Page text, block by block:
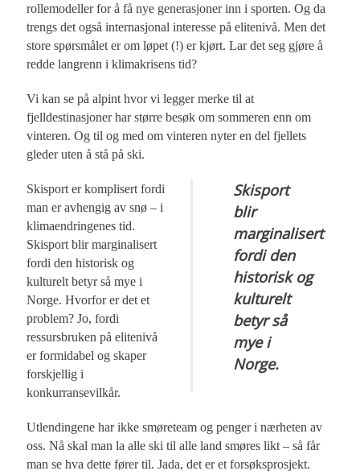
rollemodeller for å få nye generasjoner inn i sporten. Og da
trengs det også internasjonal interesse på elitenivå. Men det
store spørsmålet er om løpet (!) er kjørt. Lar det seg gjøre å
redde langrenn i klimakrisens tid?
Vi kan se på alpint hvor vi legger merke til at
fjelldestinasjoner har større besøk om sommeren enn om
vinteren. Og til og med om vinteren nyter en del fjellets
gleder uten å stå på ski.
Skisport
blir
marginalisert
fordi den
historisk og
kulturelt
betyr så
mye i
Norge.
Skisport er komplisert fordi
man er avhengig av snø – i
klimaendringenes tid.
Skisport blir marginalisert
fordi den historisk og
kulturelt betyr så mye i
Norge. Hvorfor er det et
problem? Jo, fordi
ressursbruken på elitenivå
er formidabel og skaper
forskjellig i
konkurransevilkår.
Utlendingene har ikke smøreteam og penger i nærheten av
oss. Nå skal man la alle ski til alle land smøres likt – så får
man se hva dette fører til. Jada, det er et forsøksprosjekt.